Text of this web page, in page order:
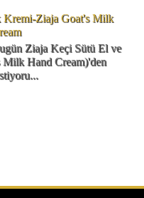
Kremi-Ziaja Goat's Milk
Ziaja Keçi Sütü El ve
Hand Cream)'den